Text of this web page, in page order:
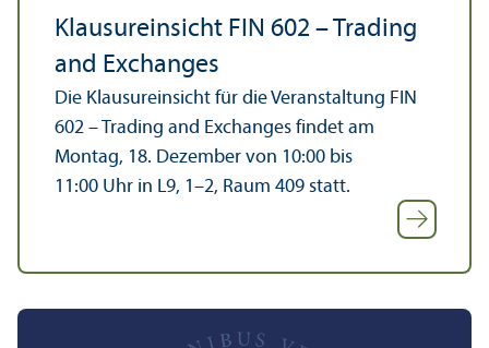
Klausureinsicht FIN 602 – Trading
and Exchanges
Die Klausureinsicht für die Veranstaltung FIN
602 – Trading and Exchanges findet am
Montag, 18. Dezember von 10:00 bis
11:00 Uhr in L9, 1–2, Raum 409 statt.